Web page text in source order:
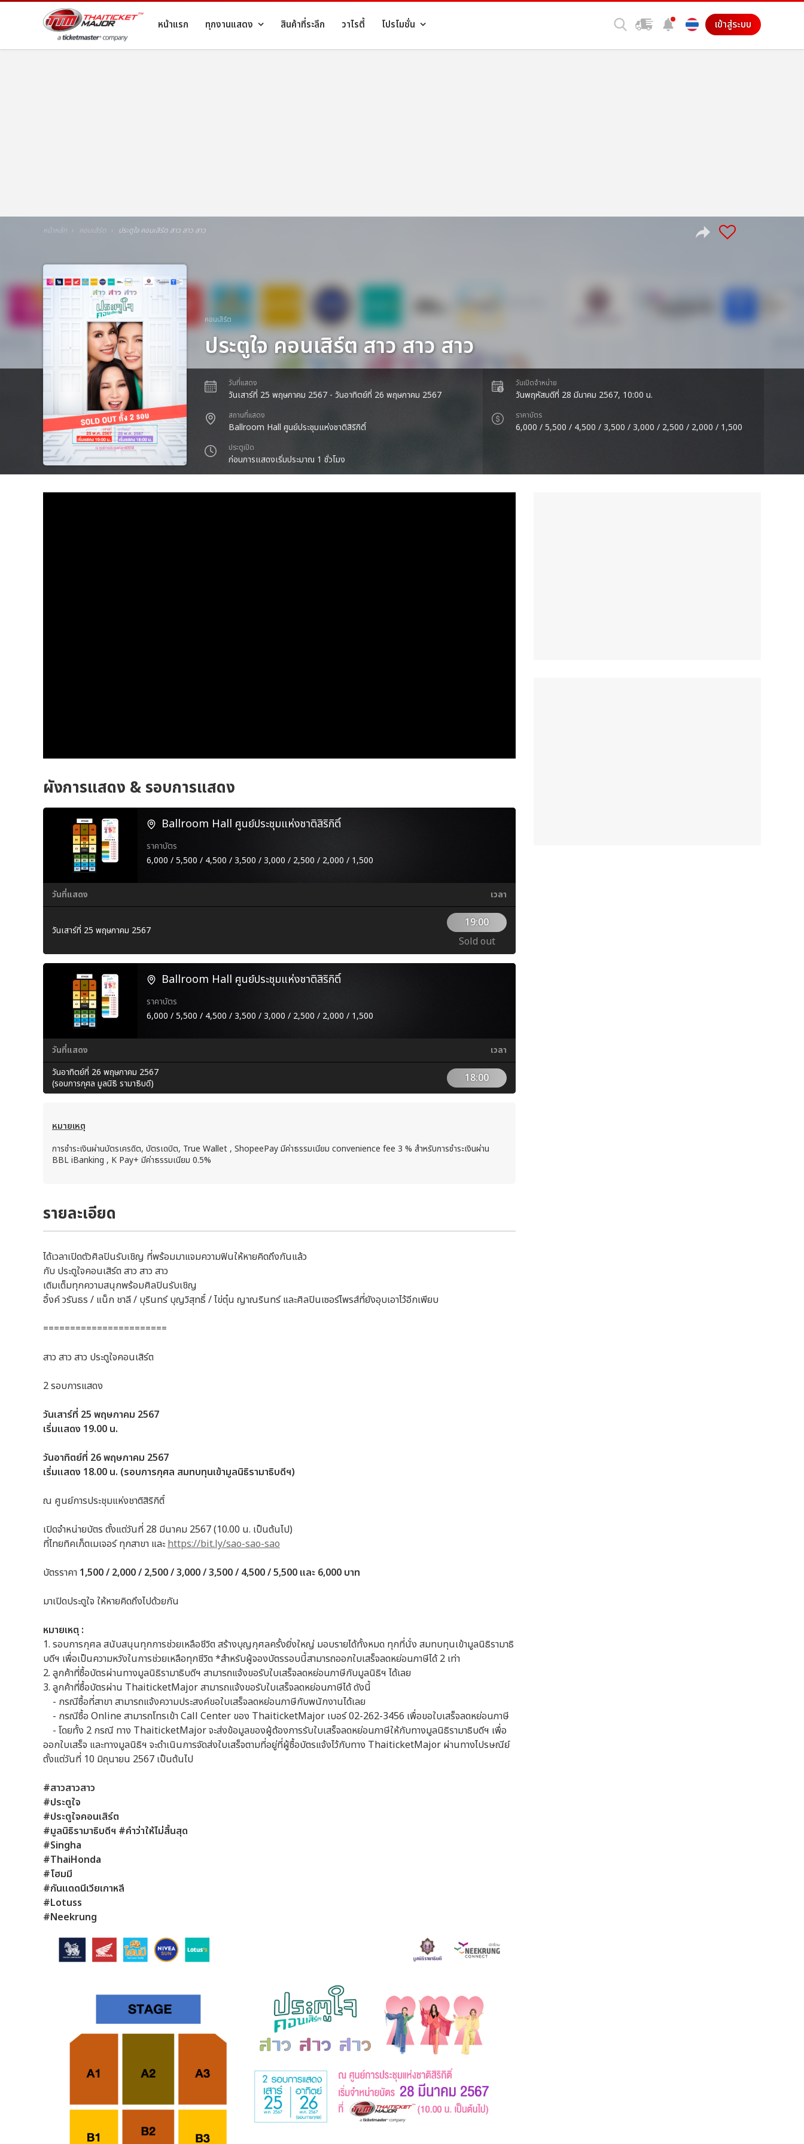
หน้าแรก ทุกงานแสดง สินค้าที่ระลึก วาไรตี้ โปรโมชั่น เข้าสู่ระบบ
หน้าหลัก คอนเสิร์ต ประตูใจ คอนเสิร์ต สาว สาว สาว
คอนเสิร์ต
ประตูใจ คอนเสิร์ต สาว สาว สาว
วันที่แสดง
วันเสาร์ที่ 25 พฤษภาคม 2567 - วันอาทิตย์ที่ 26 พฤษภาคม 2567
สถานที่แสดง
Ballroom Hall ศูนย์ประชุมแห่งชาติสิริกิติ์
ประตูเปิด
ก่อนการแสดงเริ่มประมาณ 1 ชั่วโมง
วันเปิดจำหน่าย
วันพฤหัสบดีที่ 28 มีนาคม 2567, 10:00 น.
ราคาบัตร
6,000 / 5,500 / 4,500 / 3,500 / 3,000 / 2,500 / 2,000 / 1,500
ผังการแสดง & รอบการแสดง
Ballroom Hall ศูนย์ประชุมแห่งชาติสิริกิติ์
ราคาบัตร
6,000 / 5,500 / 4,500 / 3,500 / 3,000 / 2,500 / 2,000 / 1,500
วันที่แสดง เวลา
วันเสาร์ที่ 25 พฤษภาคม 2567
19:00
Sold out
Ballroom Hall ศูนย์ประชุมแห่งชาติสิริกิติ์
ราคาบัตร
6,000 / 5,500 / 4,500 / 3,500 / 3,000 / 2,500 / 2,000 / 1,500
วันที่แสดง
เวลา
วันอาทิตย์ที่ 26 พฤษภาคม 2567
(รอบการกุศล มูลนิธิ รามาธิบดี)
18:00
หมายเหตุ
การชำระเงินผ่านบัตรเครดิต, บัตรเดบิต, True Wallet , ShopeePay มีค่าธรรมเนียม convenience fee 3 % สำหรับการชำระเงินผ่าน
BBL iBanking , K Pay+ มีค่าธรรมเนียม 0.5%
รายละเอียด
ได้เวลาเปิดตัวศิลปินรับเชิญ ที่พร้อมมาแจมความฟินให้หายคิดถึงกันแล้ว
กับ ประตูใจคอนเสิร์ต สาว สาว สาว
เติมเต็มทุกความสนุกพร้อมศิลปินรับเชิญ
อิ้งค์ วรันธร / แน็ก ชาลี / บุรินทร์ บุญวิสุทธิ์ / ไข่ตุ๋น ญาณรินทร์ และศิลปินเซอร์ไพรส์ที่ยังอุบเอาไว้อีกเพียบ
=======================
สาว สาว สาว ประตูใจคอนเสิร์ต
2 รอบการแสดง
วันเสาร์ที่ 25 พฤษภาคม 2567
เริ่มแสดง 19.00 น.
วันอาทิตย์ที่ 26 พฤษภาคม 2567
เริ่มแสดง 18.00 น. (รอบการกุศล สมทบทุนเข้ามูลนิธิรามาธิบดีฯ)
ณ ศูนย์การประชุมแห่งชาติสิริกิติ์
เปิดจำหน่ายบัตร ตั้งแต่วันที่ 28 มีนาคม 2567 (10.00 น. เป็นต้นไป)
ที่ไทยทิคเก็ตเมเจอร์ ทุกสาขา และhttps://bit.ly/sao-sao-sao
บัตรราคา 1,500 / 2,000 / 2,500 / 3,000 / 3,500 / 4,500 / 5,500 และ 6,000 บาท
มาเปิดประตูใจ ให้หายคิดถึงไปด้วยกัน
หมายเหตุ :
1. รอบการกุศล สนับสนุนทุกการช่วยเหลือชีวิต สร้างบุญกุศลครั้งยิ่งใหญ่ มอบรายได้ทั้งหมด ทุกที่นั่ง สมทบทุนเข้ามูลนิธิรามาธิ
บดีฯ เพื่อเป็นความหวังในการช่วยเหลือทุกชีวิต *สำหรับผู้จองบัตรรอบนี้สามารถออกใบเสร็จลดหย่อนภาษีได้ 2 เท่า
2. ลูกค้าที่ซื้อบัตรผ่านทางมูลนิธิรามาธิบดีฯ สามารถแจ้งขอรับใบเสร็จลดหย่อนภาษีกับมูลนิธิฯ ได้เลย
3. ลูกค้าที่ซื้อบัตรผ่าน ThaiticketMajor สามารถแจ้งขอรับใบเสร็จลดหย่อนภาษีได้ ดังนี้
- กรณีซื้อที่สาขา สามารถแจ้งความประสงค์ขอใบเสร็จลดหย่อนภาษีกับพนักงานได้เลย
- กรณีซื้อ Online สามารถโทรเข้า Call Center ของ ThaiticketMajor เบอร์ 02-262-3456 เพื่อขอใบเสร็จลดหย่อนภาษี
- โดยทั้ง 2 กรณี ทาง ThaiticketMajor จะส่งข้อมูลของผู้ต้องการรับใบเสร็จลดหย่อนภาษีให้กับทางมูลนิธิรามาธิบดีฯ เพื่อ
ออกใบเสร็จ และทางมูลนิธิฯ จะดำเนินการจัดส่งใบเสร็จตามที่อยู่ที่ผู้ซื้อบัตรแจ้งไว้กับทาง ThaiticketMajor ผ่านทางไปรษณีย์
ตั้งแต่วันที่ 10 มิถุนายน 2567 เป็นต้นไป
#สาวสาวสาว
#ประตูใจ
#ประตูใจคอนเสิร์ต
#มูลนิธิรามาธิบดีฯ #คำว่าให้ไม่สิ้นสุด
#Singha
#ThaiHonda
#โฮมมี
#กันแดดนีเวียเกาหลี
#Lotuss
#Neekrung